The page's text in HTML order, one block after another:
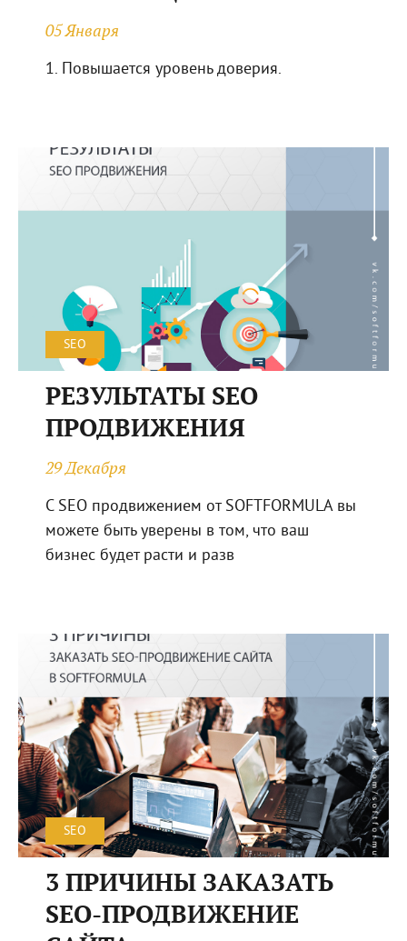
05 Января
1. Повышается уровень доверия.
SEO
РЕЗУЛЬТАТЫ SEO
ПРОДВИЖЕНИЯ
29 Декабря
С SEO продвижением от SOFTFORMULA вы
можете быть уверены в том, что ваш
бизнес будет расти и разв
SEO
3 ПРИЧИНЫ ЗАКАЗАТЬ
SEO-ПРОДВИЖЕНИЕ